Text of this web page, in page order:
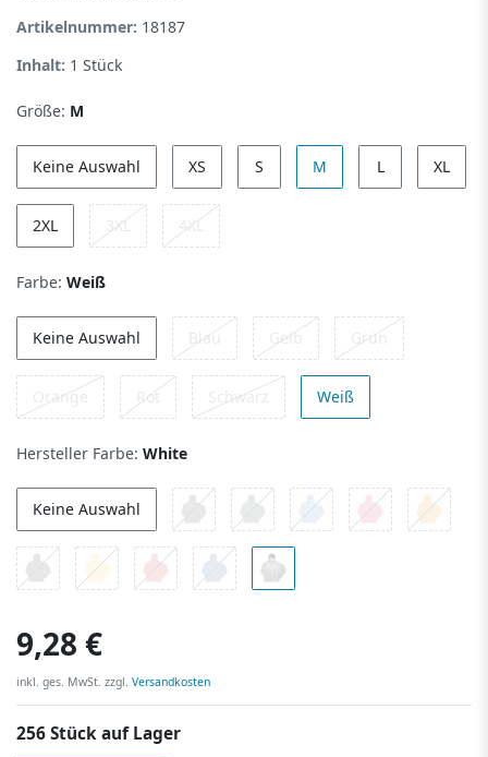
Artikelnummer: 18187
Inhalt: 1 Stück
Größe: M
Keine Auswahl XS S M L XL
2XL 3XL 4XL
Farbe: Weiß
Keine Auswahl Blau Gelb Grün
Orange Rot Schwarz Weiß
Hersteller Farbe: White
Keine Auswahl
9,28 €
inkl. ges. MwSt. zzgl. Versandkosten
256 Stück auf Lager